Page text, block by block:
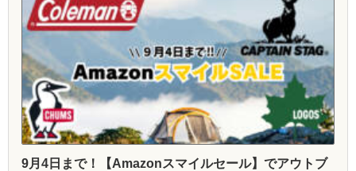
9月4日まで！【Amazonスマイルセール】でアウトブ